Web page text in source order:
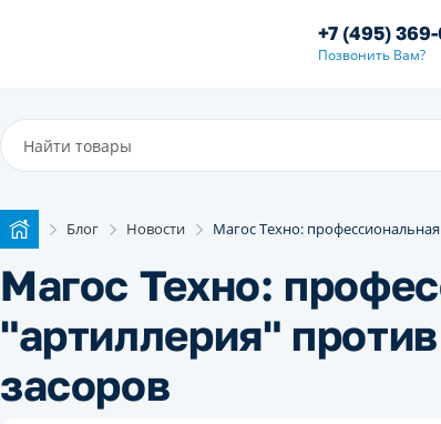
+7 (495)
Позвонить Вам?
Блог Новости Магос Техно:
Магос Техно:
"артиллерия"
засоров